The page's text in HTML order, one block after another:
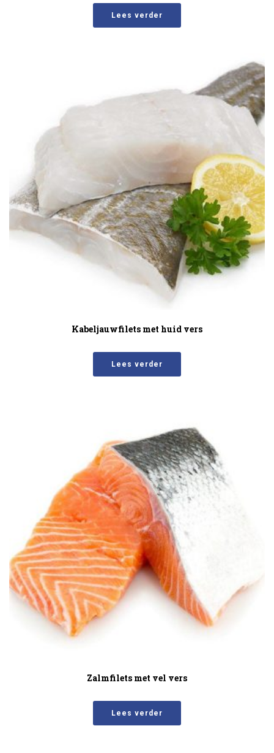
Lees verder
Kabeljauwfilets met huid vers
Lees verder
Zalmfilets met vel vers
Lees verder